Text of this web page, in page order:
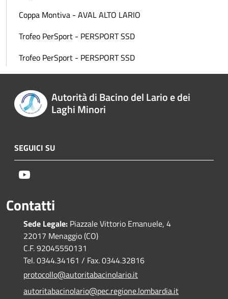
Coppa Montiva - AVAL ALTO LARIO
Trofeo PerSport - PERSPORT SSD
Trofeo PerSport - PERSPORT SSD
Autorità di Bacino del Lario e dei
Laghi Minori
SEGUICI SU
Contatti
Sede Legale: Piazzale Vittorio Emanuele, 4
22017 Menaggio (CO)
C.F. 92045550131
Tel. 0344.34161 / Fax. 0344.32816
protocollo@autoritabacinolario.it
autoritabacinolario@pec.regione.lombardia.it